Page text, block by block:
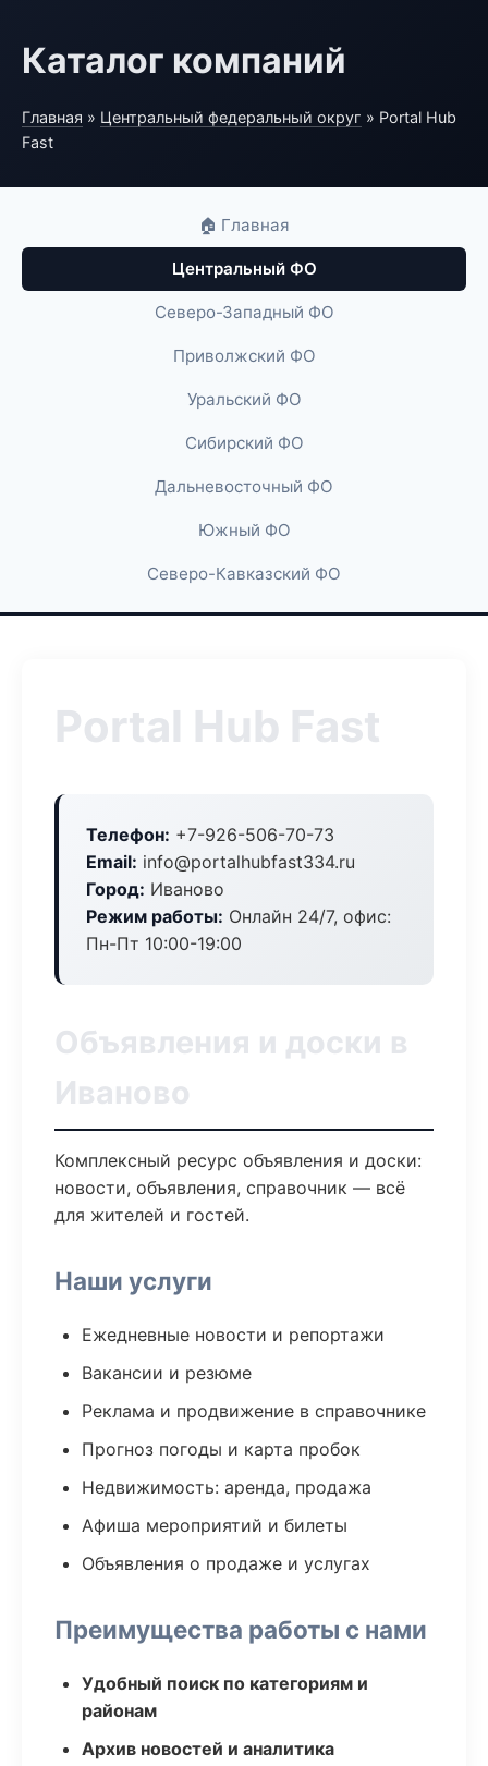
Каталог компаний
Главная » Центральный федеральный округ » Portal Hub
Fast
🏠 Главная
Центральный ФО
Северо-Западный ФО
Приволжский ФО
Уральский ФО
Сибирский ФО
Дальневосточный ФО
Южный ФО
Северо-Кавказский ФО
Portal Hub Fast
Телефон: +7-926-506-70-73
Email: info@portalhubfast334.ru
Город: Иваново
Режим работы: Онлайн 24/7, офис:
Пн-Пт 10:00-19:00
Объявления и доски в
Иваново
Комплексный ресурс объявления и доски:
новости, объявления, справочник — всё
для жителей и гостей.
Наши услуги
Ежедневные новости и репортажи
Вакансии и резюме
Реклама и продвижение в справочнике
Прогноз погоды и карта пробок
Недвижимость: аренда, продажа
Афиша мероприятий и билеты
Объявления о продаже и услугах
Преимущества работы с нами
Удобный поиск по категориям и
районам
Архив новостей и аналитика